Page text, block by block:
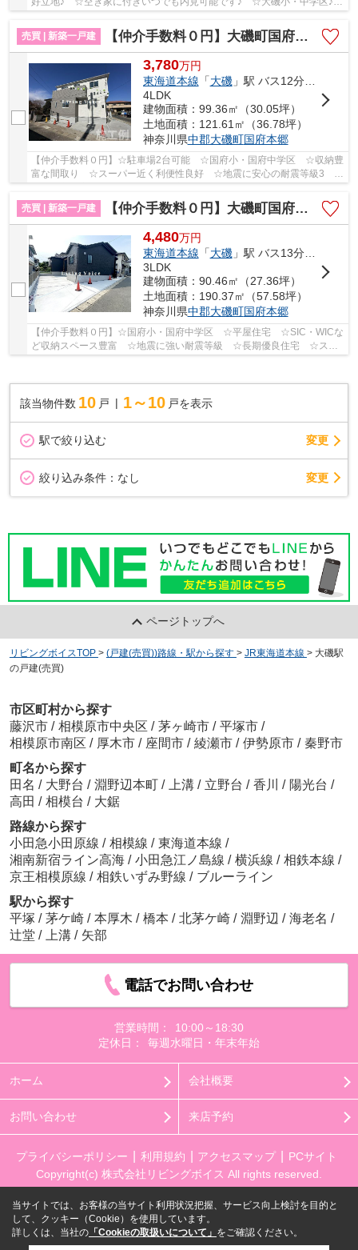
売買 | 新築一戸建
【仲介手数料０円】大磯町国府本郷第1期 新築一戸建て 全2棟
3,780万円
東海道本線 「大磯」駅 バス12分 「大磯プリンスホテル入口」 停歩2分
4LDK
建物面積：99.36㎡（30.05坪）
土地面積：121.61㎡（36.78坪）
神奈川県中郡大磯町国府本郷
【仲介手数料０円】☆駐車場2台可能 ☆国府小・国府中学区 ☆収納豊
富な間取り ☆スーパー近く利便性良好 ☆地震に安心の耐震等級3 ☆
売買 | 新築一戸建
【仲介手数料０円】大磯町国府本郷第2期 新築一戸建て
4,480万円
東海道本線 「大磯」駅 バス13分 「大磯プリンスホテル入口」 停歩5分
3LDK
建物面積：90.46㎡（27.36坪）
土地面積：190.37㎡（57.58坪）
神奈川県中郡大磯町国府本郷
【仲介手数料０円】☆国府小・国府中学区 ☆平屋住宅 ☆SIC・WICな
ど収納スペース豊富 ☆地震に強い耐震等級 ☆長期優良住宅 ☆スー
パー近く利便性良好 ☆カースペース2台駐車可能♪ 【...
該当物件数 10 戸 1～10 戸を表示
駅で絞り込む 変更
絞り込み条件： なし 変更
ページトップへ
リビングボイスTOP > (戸建(売買))路線・駅から探す > JR東海道本線 > 大磯駅
の戸建(売買)
市区町村から探す
藤沢市 / 相模原市中央区 / 茅ヶ崎市 / 平塚市 /
相模原市南区 / 厚木市 / 座間市 / 綾瀬市 / 伊勢原市 / 秦野市
町名から探す
田名 / 大野台 / 淵野辺本町 / 上溝 / 立野台 / 香川 / 陽光台 /
高田 / 相模台 / 大鋸
路線から探す
小田急小田原線 / 相模線 / 東海道本線 /
湘南新宿ライン高海 / 小田急江ノ島線 / 横浜線 / 相鉄本線 /
京王相模原線 / 相鉄いずみ野線 / ブルーライン
駅から探す
平塚 / 茅ケ崎 / 本厚木 / 橋本 / 北茅ケ崎 / 淵野辺 / 海老名 /
辻堂 / 上溝 / 矢部
電話でお問い合わせ
営業時間：
10:00～18:30
定休日：
毎週水曜日・年末年始
ホーム 会社概要
お問い合わせ 来店予約
プライバシーポリシー 利用規約 アクセスマップ
PCサイト
Copyright(c) 株式会社リビングボイス All rights reserved.
当サイトでは、お客様の当サイト利用状況把握、サービス向上検討を目的と
して、クッキー（Cookie）を使用しています。
詳しくは、当社の 「Cookieの取扱いについて」 をご確認ください。